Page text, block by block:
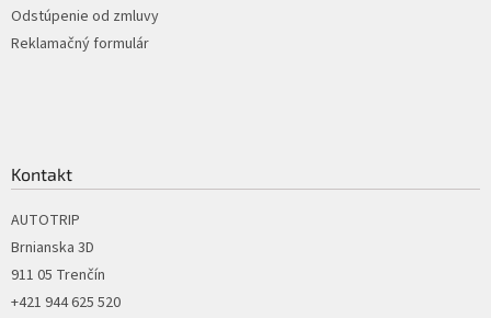
Odstúpenie od zmluvy
Reklamačný formulár
Kontakt
AUTOTRIP
Brnianska 3D
911 05 Trenčín
+421 944 625 520